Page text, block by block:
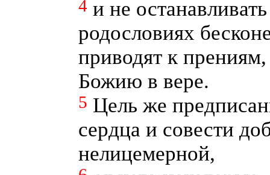
4 и не
родословиях
приводят к
Божию в вере.
5 Цель же
сердца и совести
нелицемерной,